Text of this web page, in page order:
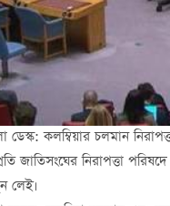
কলম্বিয়ার চলমান
জাতিসংঘের নিরাপত্তা
লেই।